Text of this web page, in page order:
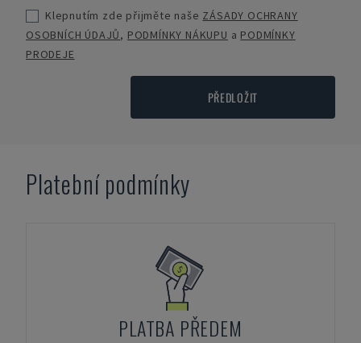
Klepnutím zde přijměte naše ZÁSADY OCHRANY
OSOBNÍCH ÚDAJŮ, PODMÍNKY NÁKUPU a PODMÍNKY
PRODEJE
PŘEDLOŽIT
Platební podmínky
PLATBA PŘEDEM